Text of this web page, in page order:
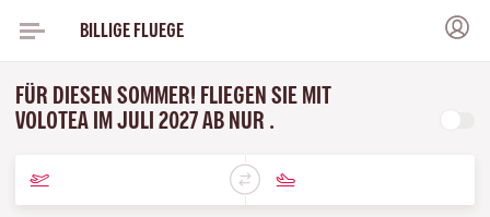
BILLIGE FLUEGE
FÜR DIESEN SOMMER! FLIEGEN SIE MIT
VOLOTEA IM JULI 2027 AB NUR .